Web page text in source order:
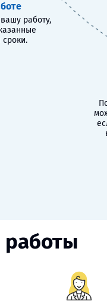
работу,
сроки.
работы